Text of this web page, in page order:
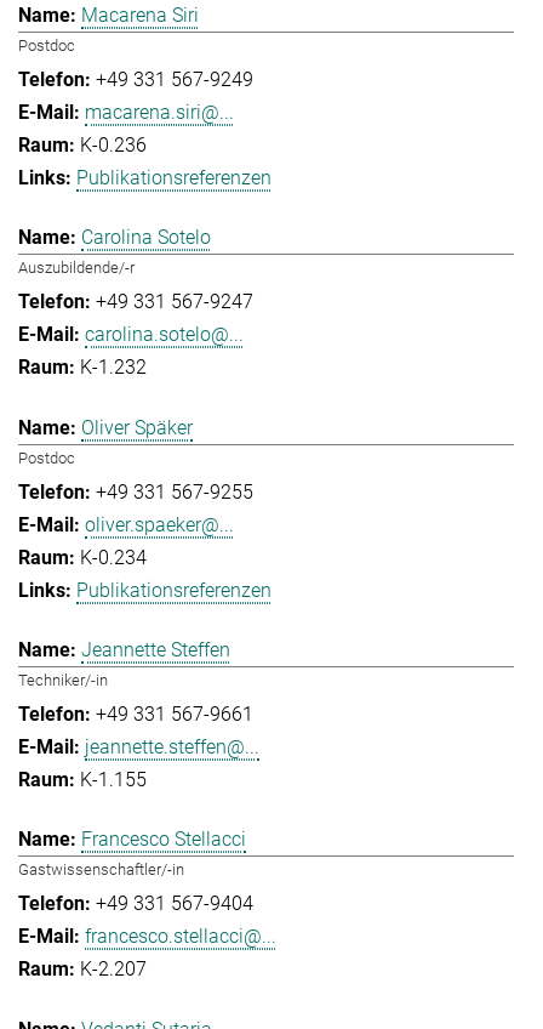
Macarena Siri
Postdoc
+49 331 567-9249
macarena.siri@...
K-0.236
Publikationsreferenzen
Carolina Sotelo
Auszubildende/-r
+49 331 567-9247
carolina.sotelo@...
K-1.232
Oliver Späker
Postdoc
+49 331 567-9255
oliver.spaeker@...
K-0.234
Publikationsreferenzen
Jeannette Steffen
Techniker/-in
+49 331 567-9661
jeannette.steffen@...
K-1.155
Francesco Stellacci
Gastwissenschaftler/-in
+49 331 567-9404
francesco.stellacci@...
K-2.207